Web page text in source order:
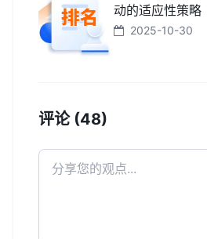
动的适应性策略
2025-10-30
评论 (48)